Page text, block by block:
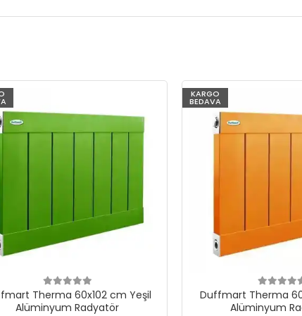
Therma 60x102 cm Yeşil
Alüminyum Radyatör
KARGO
BEDAVA
Duffmart Therma
Alüminyum